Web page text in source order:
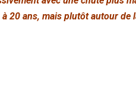
20 ans, mais plutôt autour de